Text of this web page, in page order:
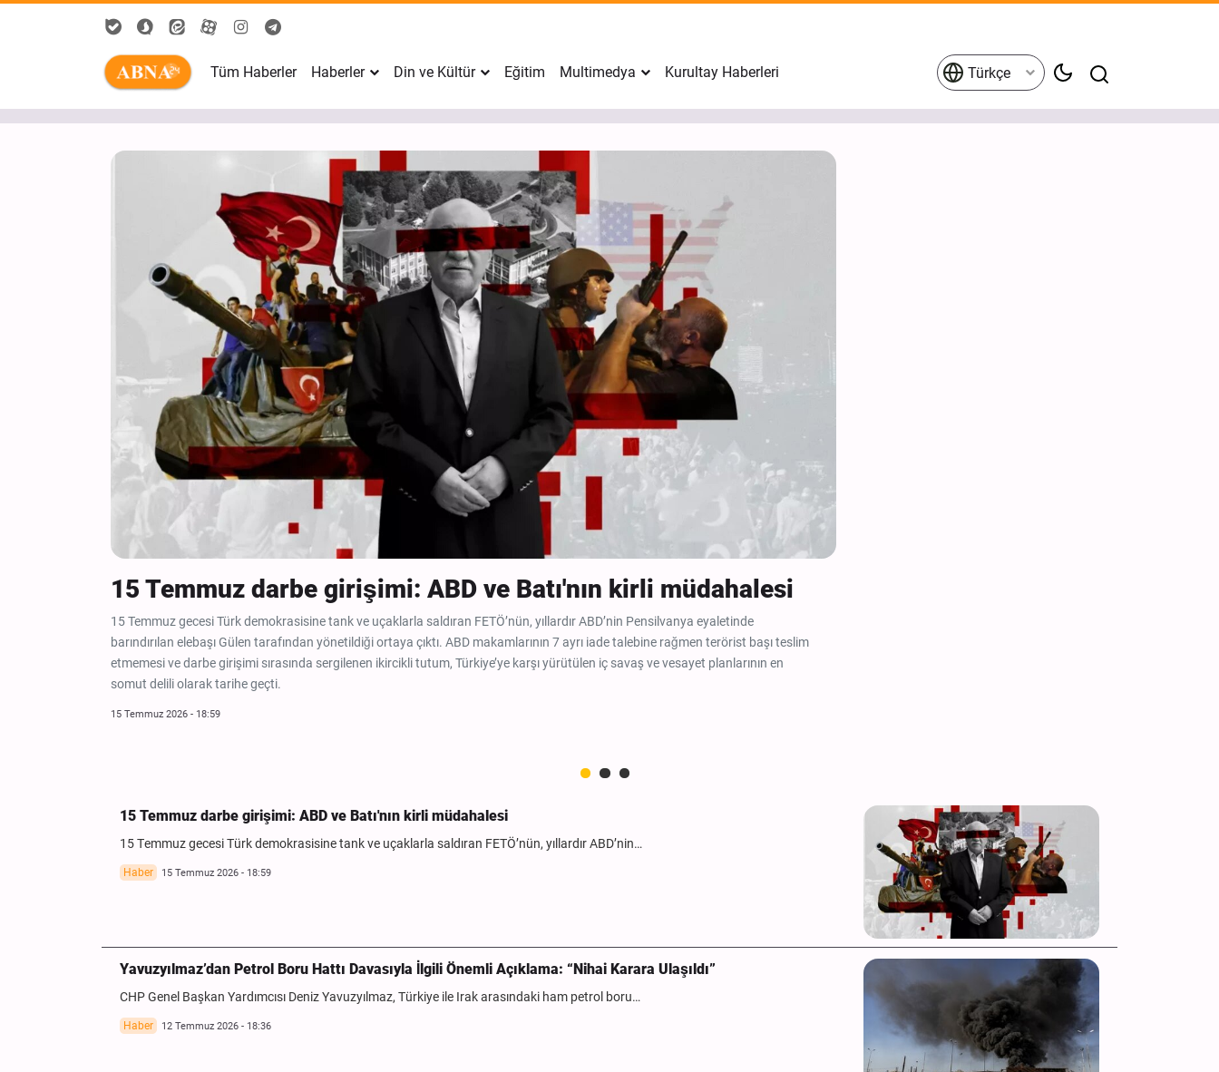
Tüm Haberler Haberler Din ve Kültür Eğitim Multimedya Kurultay Haberleri Türkçe
15 Temmuz darbe girişimi: ABD ve Batı'nın kirli müdahalesi
15 Temmuz gecesi Türk demokrasisine tank ve uçaklarla saldıran FETÖ’nün, yıllardır ABD’nin Pensilvanya eyaletinde
barındırılan elebaşı Gülen tarafından yönetildiği ortaya çıktı. ABD makamlarının 7 ayrı iade talebine rağmen terörist başı teslim
etmemesi ve darbe girişimi sırasında sergilenen ikircikli tutum, Türkiye’ye karşı yürütülen iç savaş ve vesayet planlarının en
somut delili olarak tarihe geçti.
15 Temmuz 2026 - 18:59
15 Temmuz darbe girişimi: ABD ve Batı'nın kirli müdahalesi
15 Temmuz gecesi Türk demokrasisine tank ve uçaklarla saldıran FETÖ’nün, yıllardır ABD’nin…
Haber 15 Temmuz 2026 - 18:59
Yavuzyılmaz’dan Petrol Boru Hattı Davasıyla İlgili Önemli Açıklama: “Nihai Karara Ulaşıldı”
CHP Genel Başkan Yardımcısı Deniz Yavuzyılmaz, Türkiye ile Irak arasındaki ham petrol boru…
Haber 12 Temmuz 2026 - 18:36